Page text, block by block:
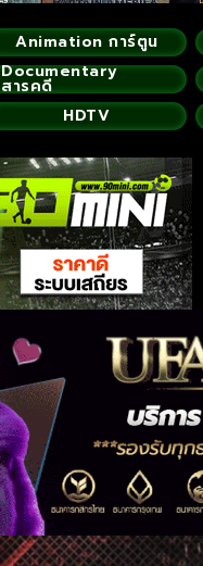
Animation การ์ตูน
Documentary
สารคดี
HDTV